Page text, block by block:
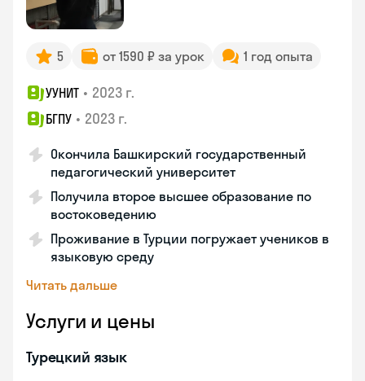
5 от 1590 ₽ за урок 1 год опыта
УУНИТ • 2023 г.
БГПУ • 2023 г.
Окончила Башкирский государственный
педагогический университет
Получила второе высшее образование по
востоковедению
Проживание в Турции погружает учеников в
языковую среду
Читать дальше
Услуги и цены
Турецкий язык